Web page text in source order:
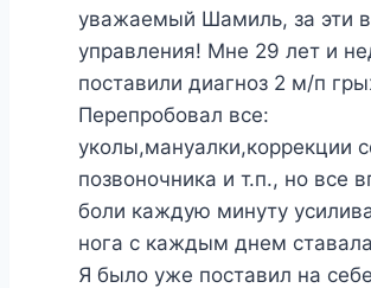
уважаемый Шамиль, за эти
управления! Мне 29 лет и
поставили диагноз 2 м/п
Перепробовал все:
уколы,мануалки,коррекции
позвоночника и т.п., но все
боли каждую минуту
нога с каждым днем
Я было уже поставил на